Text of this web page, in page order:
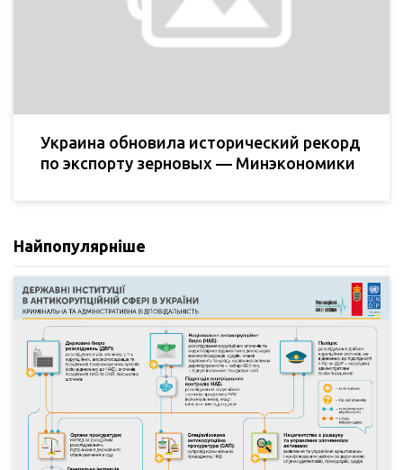
Украина обновила исторический рекорд
по экспорту зерновых — Минэкономики
Найпопулярніше